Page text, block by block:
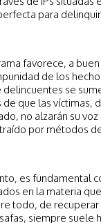
para delinquir
favorece, a
de los
delincuentes se
que las víctimas,
no alzarán su
por métodos
es fundamental
en la materia
todo, de
siempre suele